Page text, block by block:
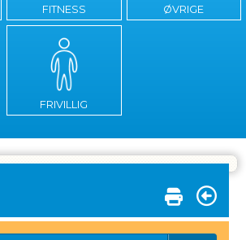
FITNESS ØVRIGE
FRIVILLIG